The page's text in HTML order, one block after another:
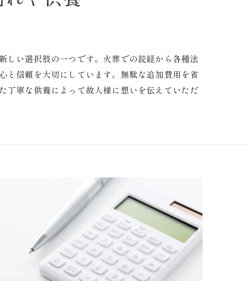
しい選択肢の一つです。火葬での読経から各種法
と信頼を大切にしています。無駄な追加費用を省
丁寧な供養によって故人様に想いを伝えていただ